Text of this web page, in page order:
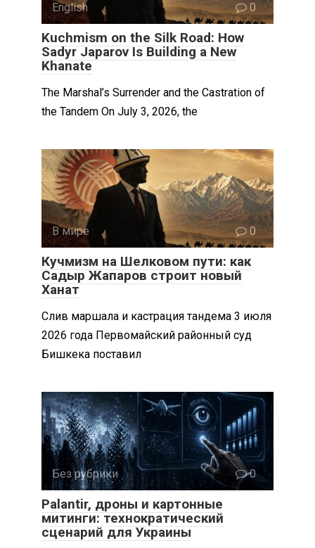
English 0
Kuchmism on the Silk Road: How
Sadyr Japarov Is Building a New
Khanate
The Marshal’s Surrender and the Castration of
the Tandem On July 3, 2026, the
В мире 0
Кучмизм на Шелковом пути: как
Садыр Жапаров строит новый
Ханат
Слив маршала и кастрация тандема 3 июля
2026 года Первомайский районный суд
Бишкека поставил
Без рубрики 0
Palantir, дроны и картонные
митинги: технократический
сценарий для Украины